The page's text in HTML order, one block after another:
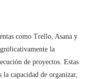
como Trello, Asana y
la
de proyectos. Estas
capacidad de organizar,